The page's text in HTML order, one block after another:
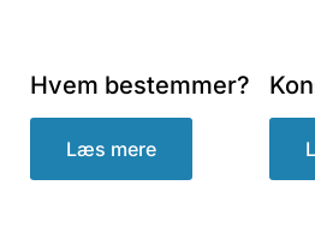
Hvem bestemmer?
Læs mere